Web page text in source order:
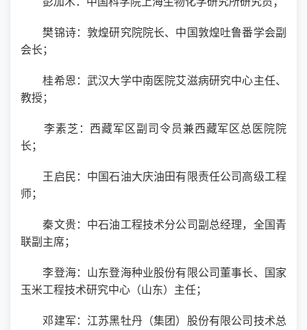
樊锦诗：敦煌研究院院长、中国敦煌吐鲁番学会副
会长；
桂希恩：武汉大学中南医院艾滋病研究中心主任、
教授；
李素芝：西藏军区副司令员兼西藏军区总医院院
长；
王启民：中国石油大庆油田有限责任公司高级工程
师；
秦文贵：中石油工程技术分公司副总经理，全国青
联副主席；
李登海：山东登海种业股份有限公司董事长、国家
玉米工程技术研究中心（山东）主任；
邓建军：江苏黑牡丹（集团）股份有限公司技术总